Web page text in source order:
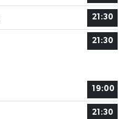
21:30
21:30
19:00
21:30